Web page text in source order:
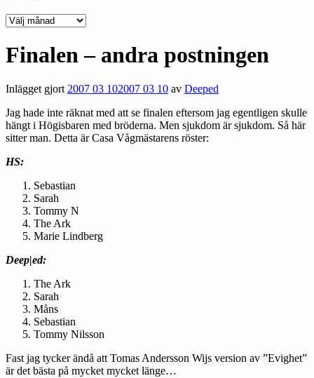
Deepedition
Finalen – andra postningen
Inlägget gjort2007 03 102007 03 10 av Deeped
Jag hade inte räknat med att se finalen eftersom jag egentligen skulle
hängt i Högisbaren med bröderna. Men sjukdom är sjukdom. Så här
sitter man. Detta är Casa Vågmästarens röster:
HS:
Sebastian
Sarah
Tommy N
The Ark
Marie Lindberg
Deep|ed:
The Ark
Sarah
Måns
Sebastian
Tommy Nilsson
Fast jag tycker ändå att Tomas Andersson Wijs version av ”Evighet”
är det bästa på mycket mycket länge…